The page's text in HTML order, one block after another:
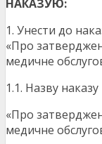
НАКАЗУЮ:
1. Унести до
«Про
медичне
1.1. Назву наказу
«Про
медичне